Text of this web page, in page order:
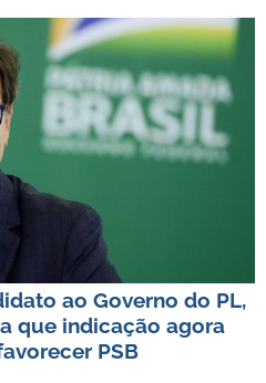
ao Governo do PL,
que indicação agora
PSB